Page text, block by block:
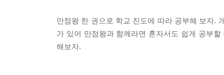
만점왕 한 권으로 학교 진도에 따라 공부해 보자.
가 있어 만점왕과 함께라면 혼자서도 쉽게 공부할
해보자.